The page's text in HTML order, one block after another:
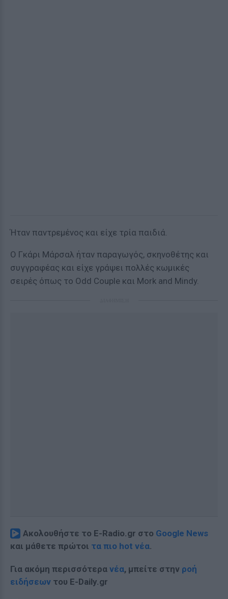
Ήταν παντρεμένος και είχε τρία παιδιά.
Ο Γκάρι Μάρσαλ ήταν παραγωγός, σκηνοθέτης και
συγγραφέας και είχε γράψει πολλές κωμικές
σειρές όπως το Odd Couple και Mork and Mindy.
Ακολουθήστε το E-Radio.gr στο Google News
και μάθετε πρώτοι τα πιο hot νέα.
Για ακόμη περισσότερα νέα, μπείτε στην ροή
ειδήσεων του E-Daily.gr